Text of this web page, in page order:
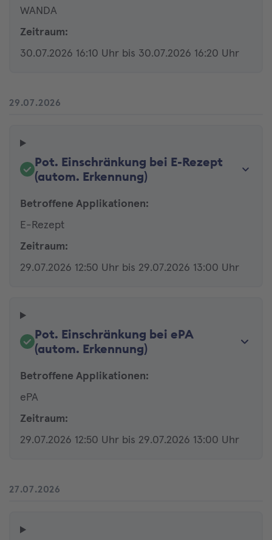
WANDA
Zeitraum:
30.07.2026 16:10 Uhr bis 30.07.2026 16:20 Uhr
29.07.2026
Pot. Einschränkung bei E-Rezept
(autom. Erkennung)
Betroffene Applikationen:
E-Rezept
Zeitraum:
29.07.2026 12:50 Uhr bis 29.07.2026 13:00 Uhr
Pot. Einschränkung bei ePA
(autom. Erkennung)
Betroffene Applikationen:
ePA
Zeitraum:
29.07.2026 12:50 Uhr bis 29.07.2026 13:00 Uhr
27.07.2026